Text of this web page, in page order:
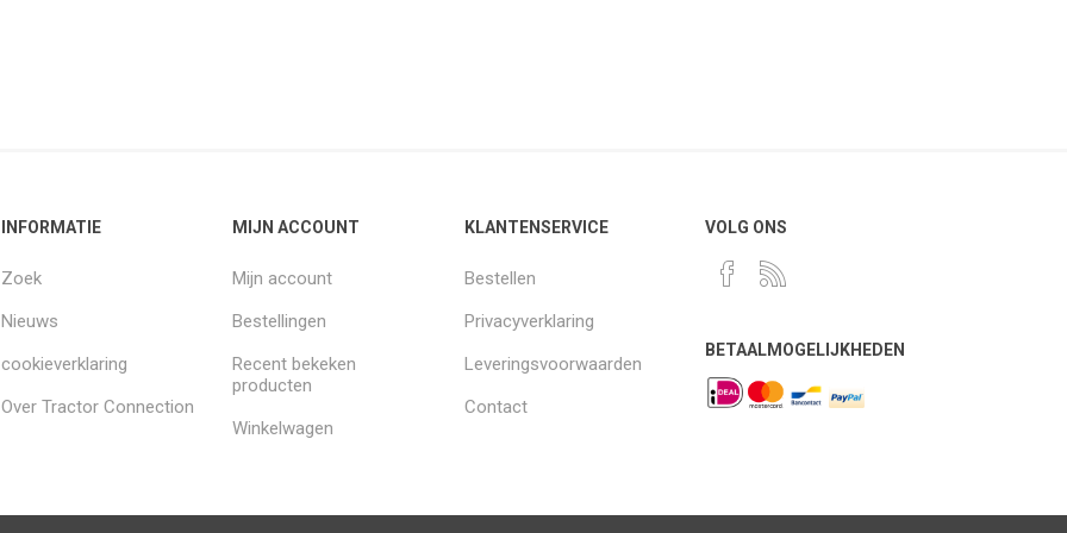
INFORMATIE
Zoek
Nieuws
cookieverklaring
Over Tractor Connection
MIJN ACCOUNT
Mijn account
Bestellingen
Recent bekeken
producten
Winkelwagen
KLANTENSERVICE
Bestellen
Privacyverklaring
Leveringsvoorwaarden
Contact
VOLG ONS
BETAALMOGELIJKHEDEN